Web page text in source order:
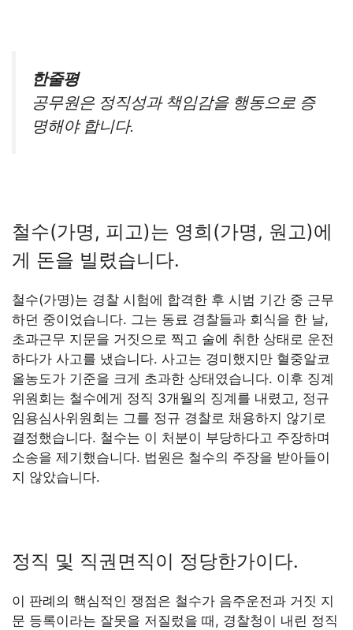
한줄평
공무원은 정직성과 책임감을 행동으로 증
명해야 합니다.
철수(가명, 피고)는 영희(가명, 원고)에
게 돈을 빌렸습니다.
철수(가명)는 경찰 시험에 합격한 후 시범 기간 중 근무
하던 중이었습니다. 그는 동료 경찰들과 회식을 한 날,
초과근무 지문을 거짓으로 찍고 술에 취한 상태로 운전
하다가 사고를 냈습니다. 사고는 경미했지만 혈중알코
올농도가 기준을 크게 초과한 상태였습니다. 이후 징계
위원회는 철수에게 정직 3개월의 징계를 내렸고, 정규
임용심사위원회는 그를 정규 경찰로 채용하지 않기로
결정했습니다. 철수는 이 처분이 부당하다고 주장하며
소송을 제기했습니다. 법원은 철수의 주장을 받아들이
지 않았습니다.
정직 및 직권면직이 정당한가이다.
이 판례의 핵심적인 쟁점은 철수가 음주운전과 거짓 지
문 등록이라는 잘못을 저질렀을 때, 경찰청이 내린 정직